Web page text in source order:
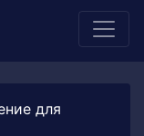
для